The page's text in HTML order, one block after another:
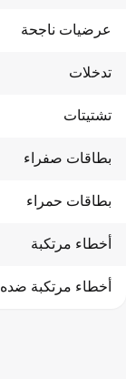
عرضيات ناجحة
تدخلات
تشتيتات
بطاقات صفراء
بطاقات حمراء
أخطاء مرتكبة
أخطاء مرتكبة ضده